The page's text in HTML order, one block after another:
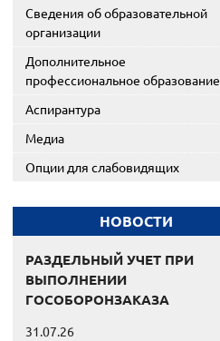
Сведения об образовательной
организации
Дополнительное
профессиональное образование
Аспирантура
Медиа
Опции для слабовидящих
НОВОСТИ
РАЗДЕЛЬНЫЙ УЧЕТ ПРИ
ВЫПОЛНЕНИИ
ГОСОБОРОНЗАКАЗА
31.07.26